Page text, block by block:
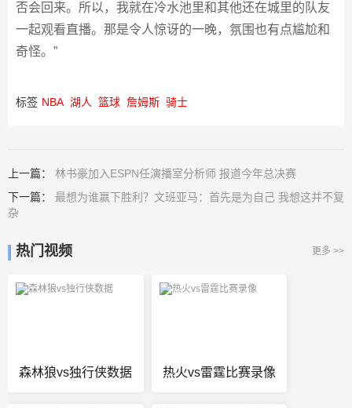
否会回来。所以，我就在冷水池里和其他还在城里的队友
一起观看直播。那是令人惊讶的一晚，氛围也有点尴尬和
奇怪。”
标签 NBA 湖人 篮球 詹姆斯 骑士
上一篇： 林书豪加入ESPN任演播室分析师 报道今年总决赛
下一篇： 最想为谁赢下胜利？文班亚马：首先是为自己 我想这并不复
杂
热门视频 更多 >>
森林狼vs独行侠数据 热火vs雷霆比赛录像